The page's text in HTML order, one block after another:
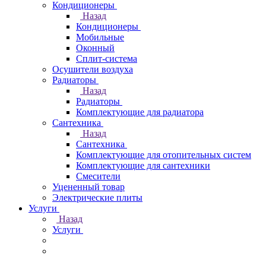
Кондиционеры
Назад
Кондиционеры
Мобильные
Оконный
Сплит-система
Осушители воздуха
Радиаторы
Назад
Радиаторы
Комплектующие для радиатора
Сантехника
Назад
Сантехника
Комплектующие для отопительных систем
Комплектующие для сантехники
Смесители
Уцененный товар
Электрические плиты
Услуги
Назад
Услуги